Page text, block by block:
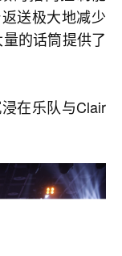
送极大地减少
的话筒提供了
在乐队与Clair